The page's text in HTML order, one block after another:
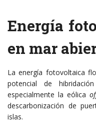
Energía
en mar
La energía fotovoltaica
potencial de
especialmente la eólica
descarbonización de
islas.